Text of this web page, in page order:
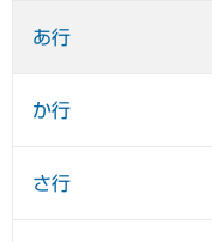
あ行
か行
さ行